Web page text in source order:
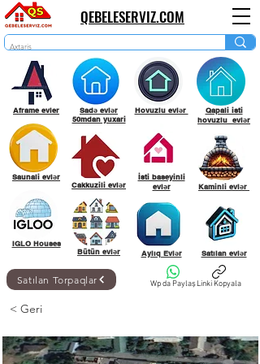
QEBELESERVIZ.COM
Aframe evler
Saunali evlər
IGLO Houses
Sadə evlər
50mdan yuxari
Cakkuzili evlər
Bütün evlər
Hovuzlu evlər
İsti baseyinli
evlər
Aylıq Evlər
Qapali isti
hovuzlu evlər
Kaminli evlər
Satılan evlər
Wp da PaylaşLinki Kopyala
Satılan Torpaqlar
< Geri